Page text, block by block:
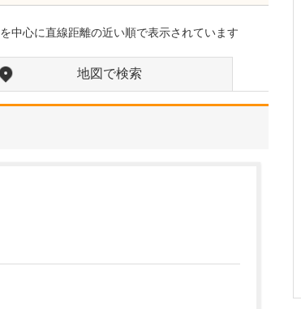
を中心に直線距離の近い順で表示されています
地図で検索
神奈川県相模原市中央区
吉川整形外科
貴院の診療方針について教えてください。
当院では、問診、診察、
レントゲンなどから正確